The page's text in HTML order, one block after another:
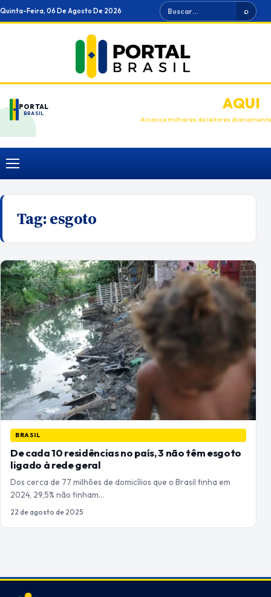
Ir
para
Quinta-Feira, 06 De Agosto De 2026 Buscar ⌕
PORTAL
BRASIL
ANUNCIEAQUI
Alcance milhares de leitores diariamente
Menu
Tag:esgoto
BRASIL
De cada 10 residências no país, 3 não têm esgoto
ligado à rede geral
Dos cerca de 77 milhões de domicílios que o Brasil tinha em
2024, 29,5% não tinham…
22 de agosto de 2025